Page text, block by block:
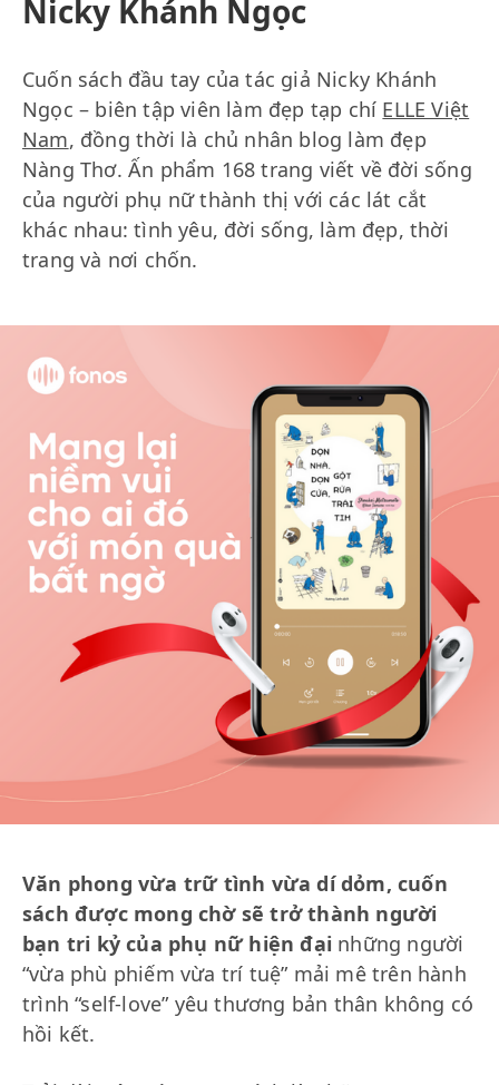
Nicky Khánh Ngọc
Cuốn sách đầu tay của tác giả Nicky Khánh
Ngọc – biên tập viên làm đẹp tạp chí ELLE Việt
Nam, đồng thời là chủ nhân blog làm đẹp
Nàng Thơ. Ấn phẩm 168 trang viết về đời sống
của người phụ nữ thành thị với các lát cắt
khác nhau: tình yêu, đời sống, làm đẹp, thời
trang và nơi chốn.
Văn phong vừa trữ tình vừa dí dỏm, cuốn
sách được mong chờ sẽ trở thành người
bạn tri kỷ của phụ nữ hiện đại những người
“vừa phù phiếm vừa trí tuệ” mải mê trên hành
trình “self-love” yêu thương bản thân không có
hồi kết.